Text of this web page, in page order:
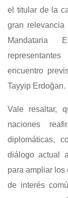
el titular de la
gran
Mandataria
encuentro
Tayyip Erdoğan.
Vale resaltar,
naciones
diplomáticas,
diálogo actual
para ampliar los
de interés